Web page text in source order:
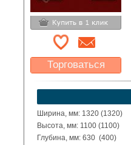
Торговаться
Какая цена Вас
устроит?
Указать цену
Ширина, мм: 1320 (1320)
Высота, мм: 1100 (1100)
Глубина, мм: 630 (400)